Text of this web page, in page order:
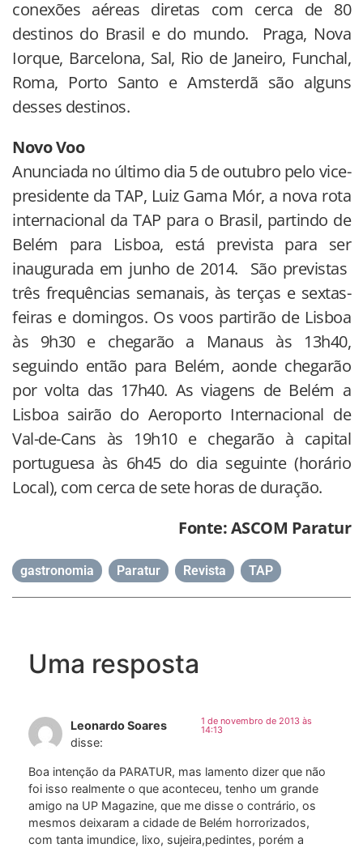
conexões aéreas diretas com cerca de 80
destinos do Brasil e do mundo. Praga, Nova
Iorque, Barcelona, Sal, Rio de Janeiro, Funchal,
Roma, Porto Santo e Amsterdã são alguns
desses destinos.
Novo Voo
Anunciada no último dia 5 de outubro pelo vice-
presidente da TAP, Luiz Gama Mór, a nova rota
internacional da TAP para o Brasil, partindo de
Belém para Lisboa, está prevista para ser
inaugurada em junho de 2014. São previstas
três frequências semanais, às terças e sextas-
feiras e domingos. Os voos partirão de Lisboa
às 9h30 e chegarão a Manaus às 13h40,
seguindo então para Belém, aonde chegarão
por volta das 17h40. As viagens de Belém a
Lisboa sairão do Aeroporto Internacional de
Val-de-Cans às 19h10 e chegarão à capital
portuguesa às 6h45 do dia seguinte (horário
Local), com cerca de sete horas de duração.
Fonte: ASCOM Paratur
gastronomia Paratur Revista TAP
Uma resposta
Leonardo Soares
disse:
1 de novembro de 2013 às
14:13
Boa intenção da PARATUR, mas lamento dizer que não
foi isso realmente o que aconteceu, tenho um grande
amigo na UP Magazine, que me disse o contrário, os
mesmos deixaram a cidade de Belém horrorizados,
com tanta imundice, lixo, sujeira,pedintes, porém a